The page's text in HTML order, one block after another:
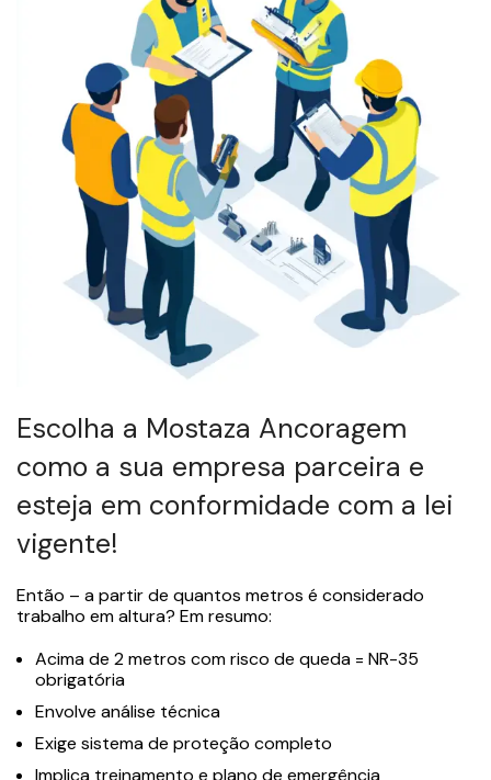
Escolha a Mostaza Ancoragem
como a sua empresa parceira e
esteja em conformidade com a lei
vigente!
Então – a partir de quantos metros é considerado
trabalho em altura? Em resumo:
Acima de 2 metros com risco de queda = NR-35
obrigatória
Envolve análise técnica
Exige sistema de proteção completo
Implica treinamento e plano de emergência